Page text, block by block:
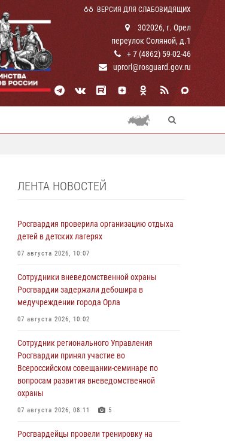
ВЕРСИЯ ДЛЯ СЛАБОВИДЯЩИХ
302026, г. Орел
переулок Соляной, д.1
+ 7 (4862) 59-02-46
uprorl@rosguard.gov.ru
ЛЕНТА НОВОСТЕЙ
Росгвардия проверила организацию отдыха
детей в детских лагерях
07 августа 2026, 10:07
Сотрудники вневедомственной охраны
Росгвардии задержали дебошира в
медучреждении города Орла
07 августа 2026, 10:02
Сотрудник регионального Управления
Росгвардии принял участие во
Всероссийском совещании-семинаре по
вопросам развития вневедомственной
охраны
07 августа 2026, 08:11 5
Росгвардейцы провели тренировку на